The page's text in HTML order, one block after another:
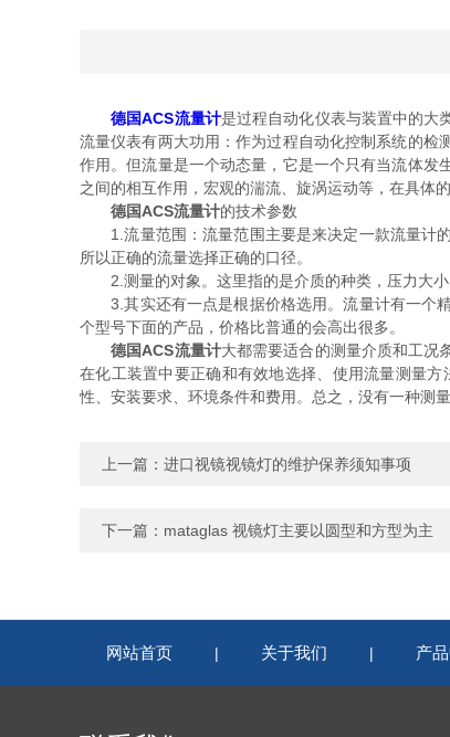
德国ACS流量计是过程自动化仪表与装置中的大
流量仪表有两大功用：作为过程自动化控制系统的
作用。但流量是一个动态量，它是一个只有当流体发
之间的相互作用，宏观的湍流、旋涡运动等，在具体
德国ACS流量计的技术参数
1.流量范围：流量范围主要是来决定一款流量计的
所以正确的流量选择正确的口径。
2.测量的对象。这里指的是介质的种类，压力大小
3.其实还有一点是根据价格选用。流量计有一个精
个型号下面的产品，价格比普通的会高出很多。
德国ACS流量计大都需要适合的测量介质和工况
在化工装置中要正确和有效地选择、使用流量测量
性、安装要求、环境条件和费用。总之，没有一种测
上一篇： 进口视镜视镜灯的维护保养须知事项
下一篇： mataglas 视镜灯主要以圆型和方型为主
网站首页 | 关于我们 | 产